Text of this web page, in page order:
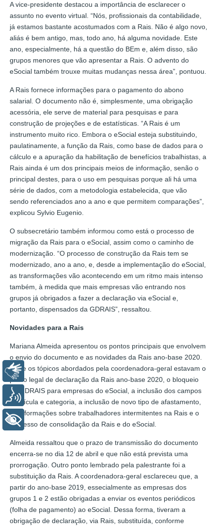
A vice-presidente destacou a importância de esclarecer o
assunto no evento virtual. “Nós, profissionais da contabilidade,
já estamos bastante acostumados com a Rais. Não é algo novo,
aliás é bem antigo, mas, todo ano, há alguma novidade. Este
ano, especialmente, há a questão do BEm e, além disso, são
grupos menores que vão apresentar a Rais. O advento do
eSocial também trouxe muitas mudanças nessa área”, pontuou.
A Rais fornece informações para o pagamento do abono
salarial. O documento não é, simplesmente, uma obrigação
acessória, ele serve de material para pesquisas e para
construção de projeções e de estatísticas. “A Rais é um
instrumento muito rico. Embora o eSocial esteja substituindo,
paulatinamente, a função da Rais, como base de dados para o
cálculo e a apuração da habilitação de benefícios trabalhistas, a
Rais ainda é um dos principais meios de informação, senão o
principal destes, para o uso em pesquisas porque ali há uma
série de dados, com a metodologia estabelecida, que vão
sendo referenciados ano a ano e que permitem comparações”,
explicou Sylvio Eugenio.
O subsecretário também informou como está o processo de
migração da Rais para o eSocial, assim como o caminho de
modernização. “O processo de construção da Rais tem se
modernizado, ano a ano, e, desde a implementação do eSocial,
as transformações vão acontecendo em um ritmo mais intenso
também, à medida que mais empresas vão entrando nos
grupos já obrigados a fazer a declaração via eSocial e,
portanto, dispensados da GDRAIS”, ressaltou.
Novidades para a Rais
Mariana Almeida apresentou os pontos principais que envolvem
o envio do documento e as novidades da Rais ano-base 2020.
Entre os tópicos abordados pela coordenadora-geral estavam o
prazo legal de declaração da Rais ano-base 2020, o bloqueio
do GDRAIS para empresas do eSocial, a inclusão dos campos
matrícula e categoria, a inclusão de novo tipo de afastamento,
as informações sobre trabalhadores intermitentes na Rais e o
processo de consolidação da Rais e do eSocial.
Almeida ressaltou que o prazo de transmissão do documento
encerra-se no dia 12 de abril e que não está prevista uma
prorrogação. Outro ponto lembrado pela palestrante foi a
substituição da Rais. A coordenadora-geral esclareceu que, a
partir do ano-base 2019, essecialmente as empresas dos
grupos 1 e 2 estão obrigadas a enviar os eventos periódicos
(folha de pagamento) ao eSocial. Dessa forma, tiveram a
obrigação de declaração, via Rais, substituída, conforme
Libras
Voz
+ Acessibilidade